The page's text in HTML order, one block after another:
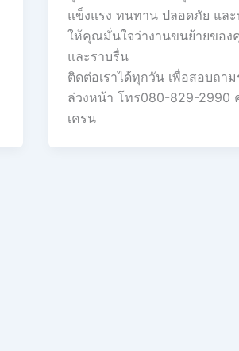
แข็งแรง ทนทาน ปลอดภัย และ
ให้คุณมั่นใจว่างานขนย้ายของ
และราบรื่น
ติดต่อเราได้ทุกวัน เพื่อสอบถา
ล่วงหน้า โทร080-829-2990
เครน